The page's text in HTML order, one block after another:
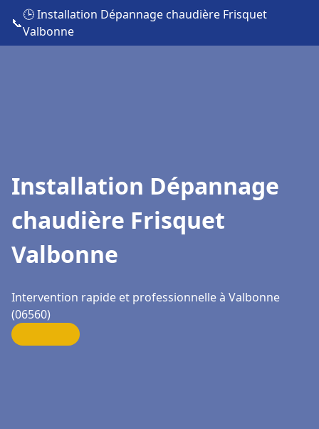
📞
🕒 Installation Dépannage chaudière Frisquet
Valbonne
Installation Dépannage
chaudière Frisquet
Valbonne
Intervention rapide et professionnelle à Valbonne
(06560)